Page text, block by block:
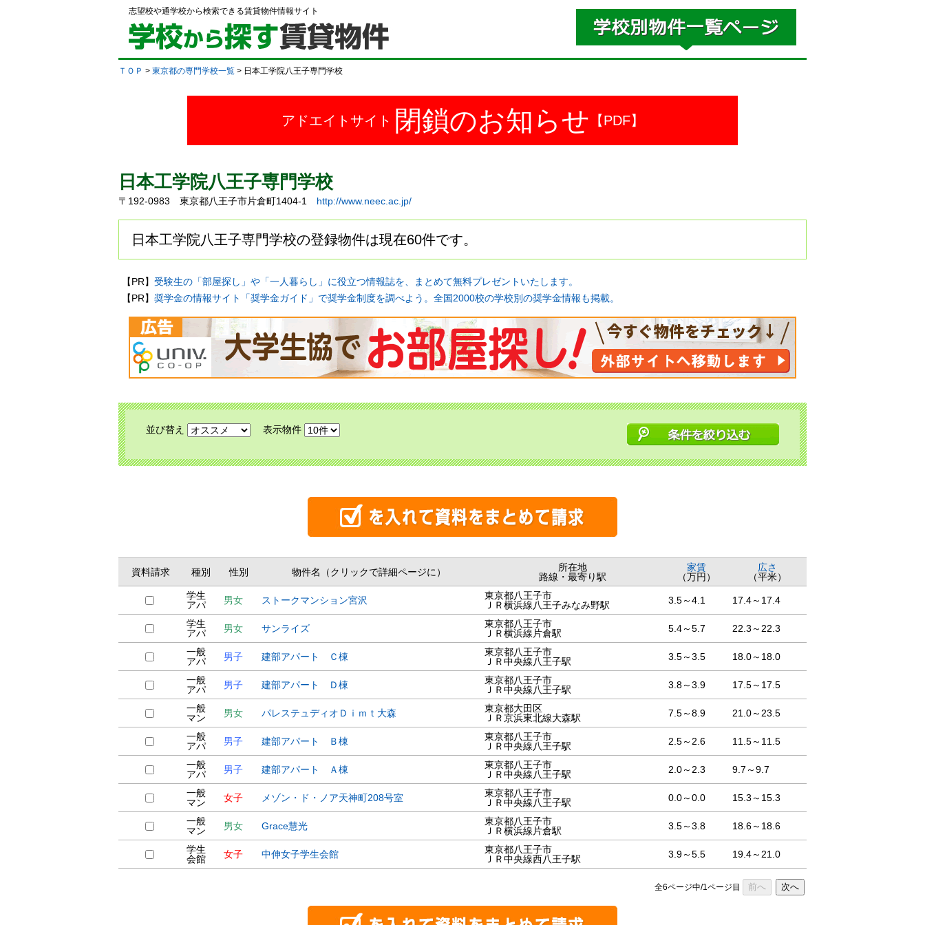
志望校や通学校から検索できる賃貸物件情報サイト
ＴＯＰ > 東京都の専門学校一覧 > 日本工学院八王子専門学校
アドエイトサイト 閉鎖のお知らせ 【PDF】
日本工学院八王子専門学校
〒192-0983 東京都八王子市片倉町1404-1 http://www.neec.ac.jp/
日本工学院八王子専門学校の登録物件は現在60件です。
【PR】 受験生の「部屋探し」や「一人暮らし」に役立つ情報誌を、まとめて無料プレゼントいたします。
【PR】 奨学金の情報サイト「奨学金ガイド」で奨学金制度を調べよう。全国2000校の学校別の奨学金情報も掲載。
並び替え 表示物件
資料請求 種別 性別 物件名（クリックで詳細ページに）
所在地
路線・最寄り駅
家賃
（万円）
広さ
（平米）
学生
アパ
男女 ストークマンション宮沢
東京都八王子市
ＪＲ横浜線八王子みなみ野駅
3.5～4.1 17.4～17.4
学生
アパ
男女 サンライズ
東京都八王子市
ＪＲ横浜線片倉駅
5.4～5.7 22.3～22.3
一般
アパ
男子 建部アパート Ｃ棟
東京都八王子市
ＪＲ中央線八王子駅
3.5～3.5 18.0～18.0
一般
アパ
男子 建部アパート Ｄ棟
東京都八王子市
ＪＲ中央線八王子駅
3.8～3.9 17.5～17.5
一般
マン
男女 パレステュディオＤｉｍｔ大森
東京都大田区
ＪＲ京浜東北線大森駅
7.5～8.9 21.0～23.5
一般
アパ
男子 建部アパート Ｂ棟
東京都八王子市
ＪＲ中央線八王子駅
2.5～2.6 11.5～11.5
一般
アパ
男子 建部アパート Ａ棟
東京都八王子市
ＪＲ中央線八王子駅
2.0～2.3 9.7～9.7
一般
マン
女子 メゾン・ド・ノア天神町208号室
東京都八王子市
ＪＲ中央線八王子駅
0.0～0.0 15.3～15.3
一般
マン
男女 Grace慧光
東京都八王子市
ＪＲ横浜線片倉駅
3.5～3.8 18.6～18.6
学生
会館
女子 中伸女子学生会館
東京都八王子市
ＪＲ中央線西八王子駅
3.9～5.5 19.4～21.0
全6ページ中/1ページ目 前へ 次へ